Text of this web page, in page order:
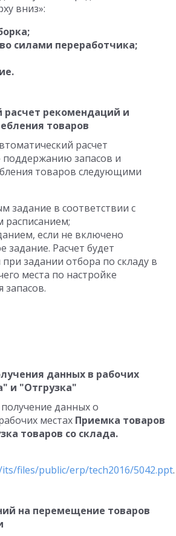
вниз»:
силами переработчика;
расчет рекомендаций и
товаров
расчет
запасов и
товаров следующими
задание в соответствии с
расписанием;
если не включено
задание. Расчет будет
задании отбора по складу в
места по настройке
запасов.
данных в рабочих
и "Отгрузка"
данных о
местах Приемка товаров
товаров со склада.
files/public/erp/tech2016/5042.ppt.
на перемещение товаров